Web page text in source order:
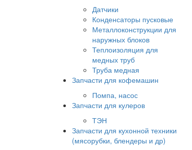
Датчики
Конденсаторы пусковые
Металлоконструкции для
наружных блоков
Теплоизоляция для
медных труб
Труба медная
Запчасти для кофемашин
Помпа, насос
Запчасти для кулеров
ТЭН
Запчасти для кухонной техники
(мясорубки, блендеры и др)